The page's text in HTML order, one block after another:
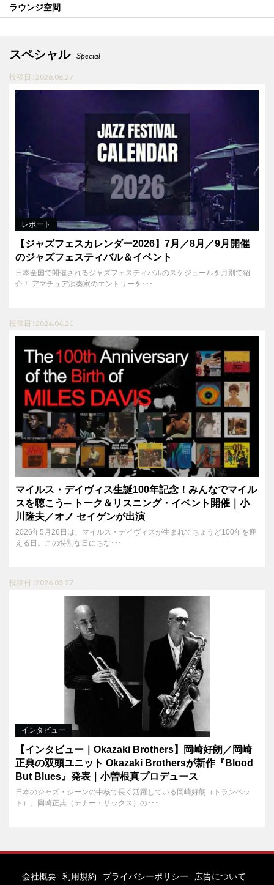
ラウンジ空間
スペシャル Special
投稿日 : 2026.06.27
レポート
【ジャズフェスカレンダー2026】7月／8月／9月開催
のジャズフェスティバル＆イベント
日本全国で開催されるジャズフェスティバルのスケジュールを月別で紹
介！ アマチュア演奏家のエントリーを･･･
投稿日 : 2026.04.21
マイルス・デイヴィス生誕100年記念！みんなでマイル
スを聴こう─ トーク＆リスニング・イベント開催｜小
川隆夫／オノ セイゲンが出演
2026年5月26日は、マイルス・デイヴィスが生まれてちょうど100年を迎
える日。この特別な日にちな･･･
投稿日 : 2026.03.27
インタビュー
【インタビュー｜Okazaki Brothers】岡崎好朗／岡崎
正典の双頭ユニット Okazaki Brothersが新作『Blood
But Blues』発表｜小曽根真プロデュース
日本のジャズ・シーンの中核で長く活躍している岡崎好朗（トランペッ
ト）、岡崎正典（テナー・サックス）の･･･
会社概要 利用規約 プライバシーポリシー 広告について